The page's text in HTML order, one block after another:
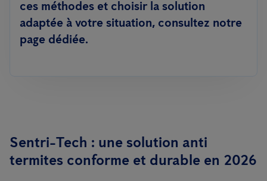
ces méthodes et choisir la solution
adaptée à votre situation, consultez notre
page dédiée.
Sentri-Tech : une solution anti
termites conforme et durable en 2026